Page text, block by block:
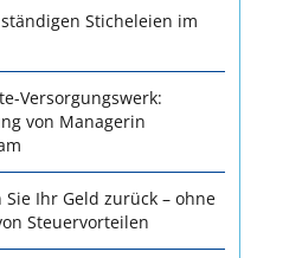
Sticheleien im
Versorgungswerk:
von Managerin
Sie Ihr Geld zurück – ohne
Steuervorteilen